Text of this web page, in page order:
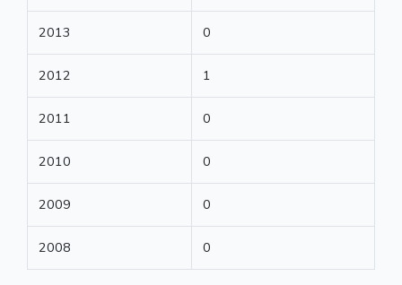
2013 0
2012 1
2011 0
2010 0
2009 0
2008 0